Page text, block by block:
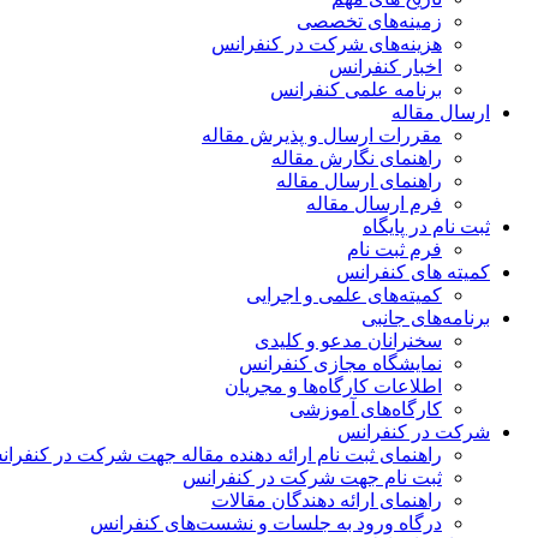
زمینه‌های تخصصی
هزینه‌های شرکت در کنفرانس
اخبار کنفرانس
برنامه علمی کنفرانس
ارسال مقاله
مقررات ارسال و پذیرش مقاله
راهنمای نگارش مقاله
راهنمای ارسال مقاله
فرم ارسال مقاله
ثبت نام در پایگاه
فرم ثبت نام
کمیته های کنفرانس
کمیته‌های علمی و اجرایی
برنامه‌های جانبی
سخنرانان مدعو و کلیدی
نمایشگاه مجازی کنفرانس
اطلاعات کارگاه‌ها و مجریان
کارگاه‌های آموزشی
شرکت در کنفرانس
راهنمای ثبت نام ارائه دهنده مقاله جهت شرکت در
ثبت نام جهت شرکت در کنفرانس
راهنمای ارائه دهندگان مقالات
درگاه ورود به جلسات و نشست‌های کنفرانس